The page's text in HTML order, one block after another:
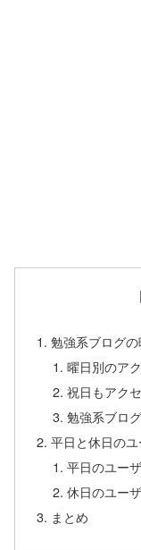
勉強系ブログ
曜日別のア
祝日もアク
勉強系ブロ
平日と休日の
平日のユー
休日のユー
まとめ